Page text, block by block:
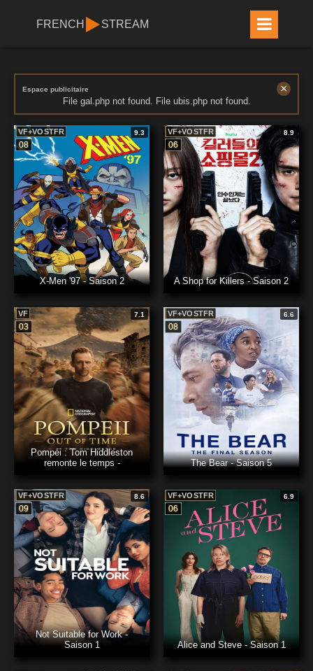
FRENCH STREAM
Espace publicitaire ×
File gal.php not found. File ubis.php not found.
VF+VOSTFR 9.3
08
X-Men '97 - Saison 2
VF+VOSTFR 8.9
06
A Shop for Killers - Saison 2
VF 7.1
03
Pompéi : Tom Hiddleston
remonte le temps -
VF+VOSTFR 6.6
08
The Bear - Saison 5
VF+VOSTFR 8.6
09
Not Suitable for Work -
Saison 1
VF+VOSTFR 6.9
06
Alice and Steve - Saison 1